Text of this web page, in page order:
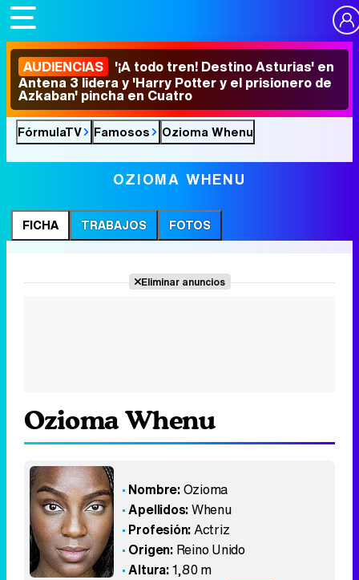
AUDIENCIAS '¡A todo tren! Destino Asturias' en
Antena 3 lidera y 'Harry Potter y el prisionero de
Azkaban' pincha en Cuatro
FórmulaTV Famosos Ozioma Whenu
OZIOMA WHENU
FICHA TRABAJOS FOTOS
Eliminar anuncios
Ozioma Whenu
Nombre:Ozioma
Apellidos:Whenu
Profesión:Actriz
Origen: Reino Unido
Altura:1,80 m